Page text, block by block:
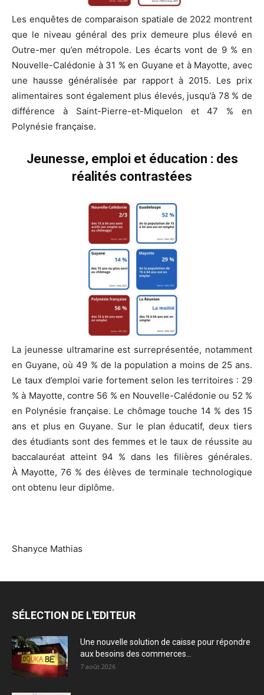
Les enquêtes de comparaison spatiale de 2022 montrent
que le niveau général des prix demeure plus élevé en
Outre-mer qu’en métropole. Les écarts vont de 9 % en
Nouvelle-Calédonie à 31 % en Guyane et à Mayotte, avec
une hausse généralisée par rapport à 2015. Les prix
alimentaires sont également plus élevés, jusqu’à 78 % de
différence à Saint-Pierre-et-Miquelon et 47 % en
Polynésie française.
Jeunesse, emploi et éducation : des
réalités contrastées
La jeunesse ultramarine est surreprésentée, notamment
en Guyane, où 49 % de la population a moins de 25 ans.
Le taux d’emploi varie fortement selon les territoires : 29
% à Mayotte, contre 56 % en Nouvelle-Calédonie ou 52 %
en Polynésie française. Le chômage touche 14 % des 15
ans et plus en Guyane. Sur le plan éducatif, deux tiers
des étudiants sont des femmes et le taux de réussite au
baccalauréat atteint 94 % dans les filières générales.
À Mayotte, 76 % des élèves de terminale technologique
ont obtenu leur diplôme.
Shanyce Mathias
SÉLECTION DE L'EDITEUR
Une nouvelle solution de caisse pour répondre
aux besoins des commerces...
7 août 2026